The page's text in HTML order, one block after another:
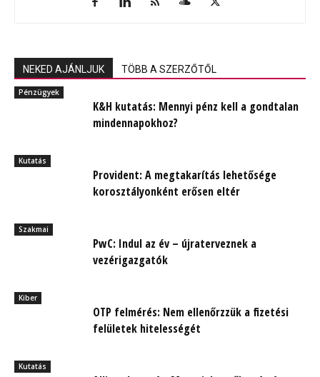
NEKED AJÁNLJUK TÖBB A SZERZŐTŐL
Pénzügyek
K&H kutatás: Mennyi pénz kell a gondtalan
mindennapokhoz?
Kutatás
Provident: A megtakarítás lehetősége
korosztályonként erősen eltér
Szakmai
PwC: Indul az év – újraterveznek a
vezérigazgatók
Kiber
OTP felmérés: Nem ellenőrzzük a fizetési
felületek hitelességét
Kutatás